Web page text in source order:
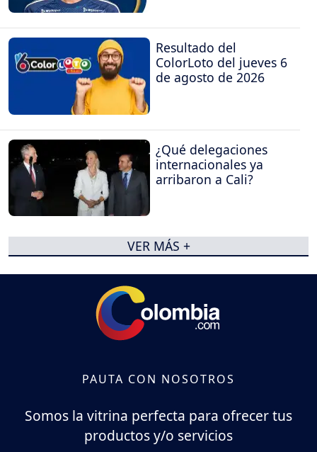
Resultado del
ColorLoto del jueves 6
de agosto de 2026
¿Qué delegaciones
internacionales ya
arribaron a Cali?
VER MÁS +
PAUTA CON NOSOTROS
Somos la vitrina perfecta para ofrecer tus
productos y/o servicios